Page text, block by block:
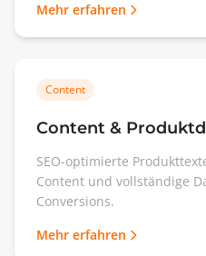
Mehr erfahren
Content
Content &
SEO-optimierte
Content und vollständige
Conversions.
Mehr erfahren